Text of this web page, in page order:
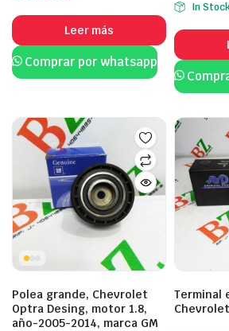
Leer más
Comprar por whatsapp
In
Polea grande, Chevrolet
Optra Desing, motor 1.8,
año-2005-2014, marca GM
Terminal